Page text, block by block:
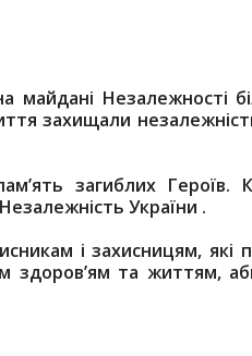
Незалежності
захищали
загиблих Героїв.
України .
і захисницям, які
здоров’ям та життям,